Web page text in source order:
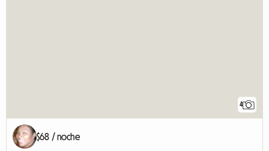
4
$68 / noche